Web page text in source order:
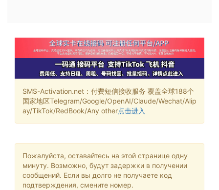
SMS-Activation.net：付费短信接收服务 覆盖全球188个
国家地区Telegram/Google/OpenAI/Claude/Wechat/Alip
ay/TikTok/RedBook/Any other点击进入
Пожалуйста, оставайтесь на этой странице одну
минуту. Возможно, будут задержки в получении
сообщений. Если вы долго не получаете код
подтверждения, смените номер.